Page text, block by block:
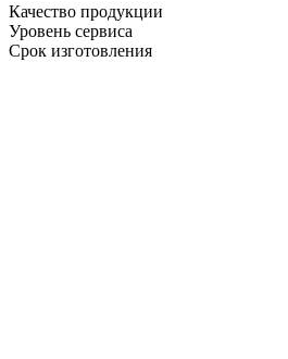
Качество продукции
Уровень сервиса
Срок изготовления